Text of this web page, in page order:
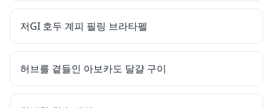
저GI 호두 계피 필링 브라타펠
허브를 곁들인 아보카도 달걀 구이